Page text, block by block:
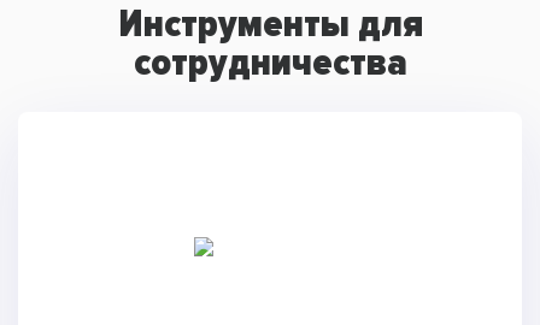
Инструменты для
сотрудничества